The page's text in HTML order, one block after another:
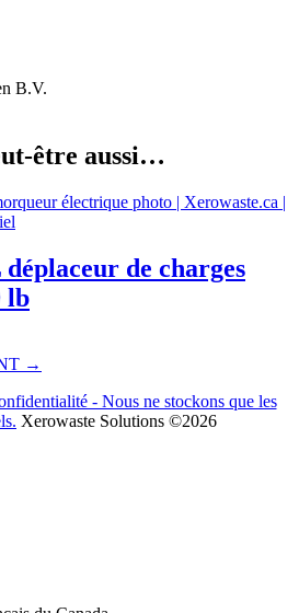
B.V.
être aussi…
de charges
lb
→
- Nous ne stockons que les
Xerowaste Solutions ©2026